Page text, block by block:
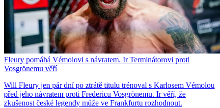
Fleury pomáhá Vémolovi s návratem. Ir Terminátorovi proti
Vosgrönemu věří
Will Fleury jen pár dní po ztrátě titulu trénoval s Karlosem Vémolou
před jeho návratem proti Fredericu Vosgrönemu. Ir věří, že
zkušenost české legendy může ve Frankfurtu rozhodnout.